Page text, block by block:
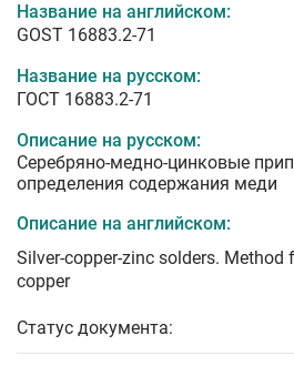
Название на английском:
GOST 16883.2-71
Название на русском:
ГОСТ 16883.2-71
Описание на русском:
Серебряно-медно-цинковые
определения содержания меди
Описание на английском:
Silver-copper-zinc solders.
copper
Статус документа: